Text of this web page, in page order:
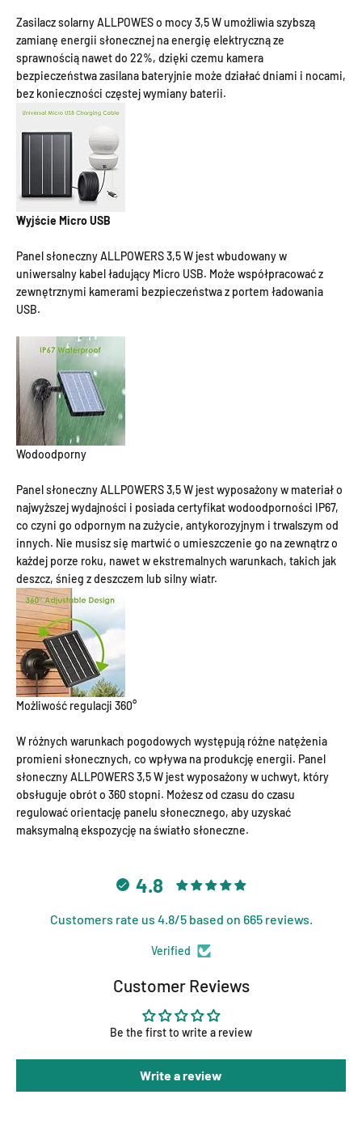
Zasilacz solarny ALLPOWES o mocy 3,5 W umożliwia szybszą
zamianę energii słonecznej na energię elektryczną ze
sprawnością nawet do 22%, dzięki czemu kamera
bezpieczeństwa zasilana bateryjnie może działać dniami i nocami,
bez konieczności częstej wymiany baterii.
Wyjście Micro USB
Panel słoneczny ALLPOWERS 3,5 W jest wbudowany w
uniwersalny kabel ładujący Micro USB. Może współpracować z
zewnętrznymi kamerami bezpieczeństwa z portem ładowania
USB.
Wodoodporny
Panel słoneczny ALLPOWERS 3,5 W jest wyposażony w materiał o
najwyższej wydajności i posiada certyfikat wodoodporności IP67,
co czyni go odpornym na zużycie, antykorozyjnym i trwalszym od
innych. Nie musisz się martwić o umieszczenie go na zewnątrz o
każdej porze roku, nawet w ekstremalnych warunkach, takich jak
deszcz, śnieg z deszczem lub silny wiatr.
Możliwość regulacji 360°
W różnych warunkach pogodowych występują różne natężenia
promieni słonecznych, co wpływa na produkcję energii. Panel
słoneczny ALLPOWERS 3,5 W jest wyposażony w uchwyt, który
obsługuje obrót o 360 stopni. Możesz od czasu do czasu
regulować orientację panelu słonecznego, aby uzyskać
maksymalną ekspozycję na światło słoneczne.
4.8
Customers rate us 4.8/5 based on 665 reviews.
Verified
Customer Reviews
Be the first to write a review
Write a review